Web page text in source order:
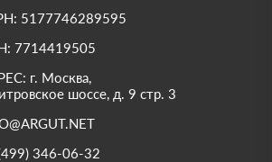
5177746289595
7714419505
г. Москва,
шоссе, д. 9 стр. 3
346-06-32